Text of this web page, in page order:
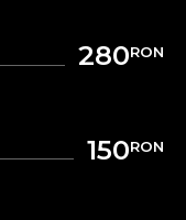
280RON
150RON